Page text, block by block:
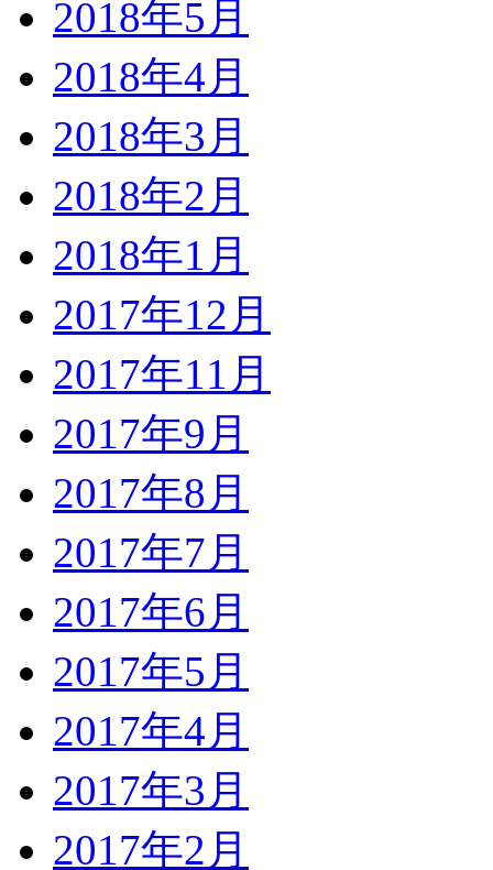
2018年5月
2018年4月
2018年3月
2018年2月
2018年1月
2017年12月
2017年11月
2017年9月
2017年8月
2017年7月
2017年6月
2017年5月
2017年4月
2017年3月
2017年2月